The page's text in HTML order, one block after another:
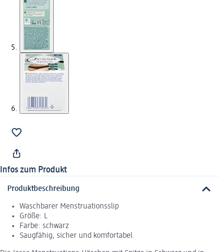
Infos zum Produkt
Produktbeschreibung
Waschbarer Menstruationsslip
Größe: L
Farbe: schwarz
Saugfähig, sicher und komfortabel